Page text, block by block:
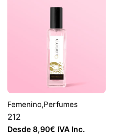
Femenino,Perfumes
212
Desde 8,90€ IVA Inc.